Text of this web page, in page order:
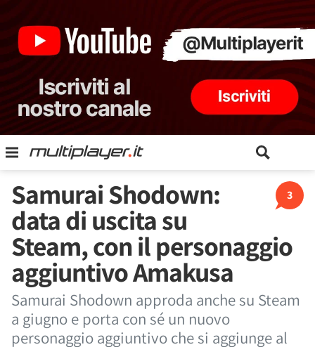
3
Samurai Shodown:
data di uscita su
Steam, con il personaggio
aggiuntivo Amakusa
Samurai Shodown approda anche su Steam
a giugno e porta con sé un nuovo
personaggio aggiuntivo che si aggiunge al